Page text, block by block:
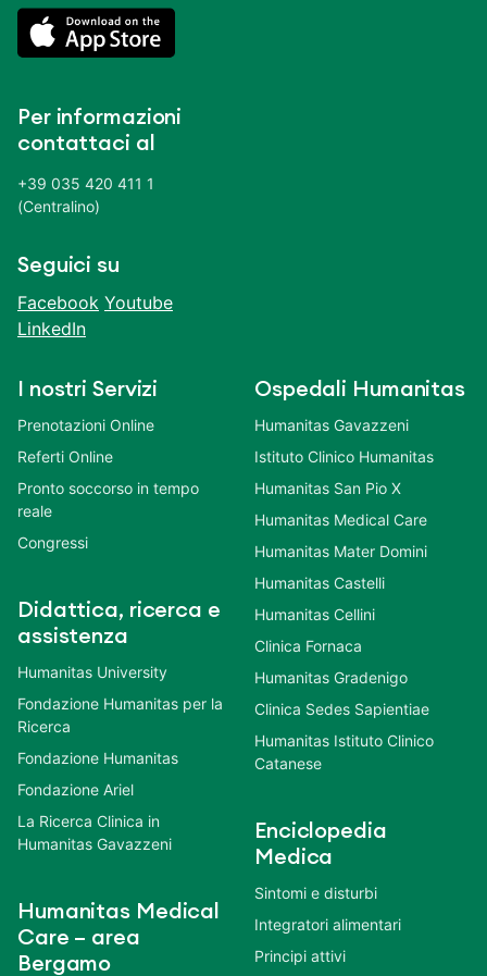
Per informazioni
contattaci al
+39 035 420 411 1
(Centralino)
Seguici su
Facebook Youtube
LinkedIn
I nostri Servizi
Prenotazioni Online
Referti Online
Pronto soccorso in tempo
reale
Congressi
Didattica, ricerca e
assistenza
Humanitas University
Fondazione Humanitas per la
Ricerca
Fondazione Humanitas
Fondazione Ariel
La Ricerca Clinica in
Humanitas Gavazzeni
Humanitas Medical
Care – area
Bergamo
Ospedali Humanitas
Humanitas Gavazzeni
Istituto Clinico Humanitas
Humanitas San Pio X
Humanitas Medical Care
Humanitas Mater Domini
Humanitas Castelli
Humanitas Cellini
Clinica Fornaca
Humanitas Gradenigo
Clinica Sedes Sapientiae
Humanitas Istituto Clinico
Catanese
Enciclopedia
Medica
Sintomi e disturbi
Integratori alimentari
Principi attivi